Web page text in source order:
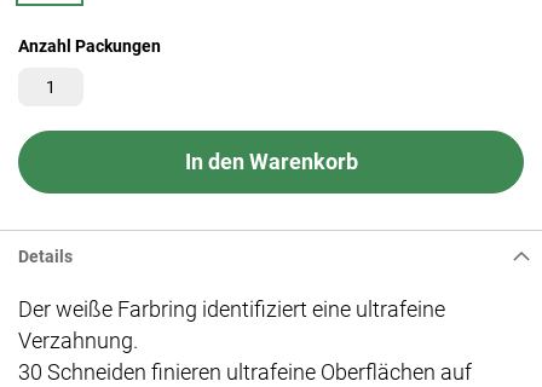
Anzahl Packungen
In den Warenkorb
Details
Der weiße Farbring identifiziert eine ultrafeine
Verzahnung.
30 Schneiden finieren ultrafeine Oberflächen auf